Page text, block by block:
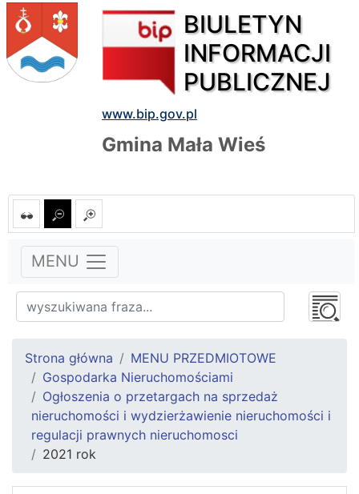
BIULETYN
INFORMACJI
PUBLICZNEJ
www.bip.gov.pl
Gmina Mała Wieś
MENU
Strona główna
MENU PRZEDMIOTOWE
Gospodarka Nieruchomościami
Ogłoszenia o przetargach na sprzedaż
nieruchomości i wydzierżawienie nieruchomości i
regulacji prawnych nieruchomosci
2021 rok